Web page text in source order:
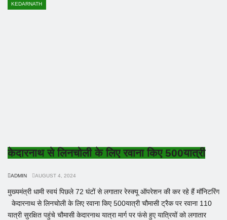
KEDARNATH
केदारनाथ से लिनचोली के लिए रवाना किए 500यात्री
ADMIN AUGUST 4, 2024
मुख्यमंत्री धामी स्वयं पिछले 72 घंटों से लगातार रेस्क्यू ऑपरेशन की कर रहे हैं मॉनिटरिंग
केदारनाथ से लिनचोली के लिए रवाना किए 500यात्री चौमासी ट्रैक पर रवाना 110
यात्री सुरक्षित पहुंचे चौमासी केदारनाथ यात्रा मार्ग पर फंसे हुए यात्रियों को लगातार